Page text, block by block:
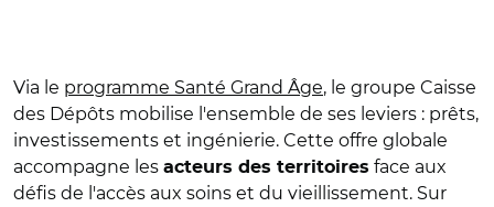
Via le programme Santé Grand Âge, le groupe Caisse
des Dépôts mobilise l'ensemble de ses leviers : prêts,
investissements et ingénierie. Cette offre globale
accompagne les acteurs des territoires face aux
défis de l'accès aux soins et du vieillissement. Sur